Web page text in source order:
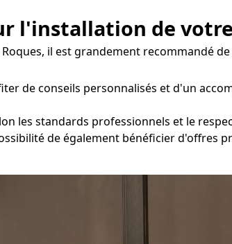
l'installation de
il est grandement recommandé
de conseils personnalisés et d'un
les standards professionnels et le
de également bénéficier d'offres